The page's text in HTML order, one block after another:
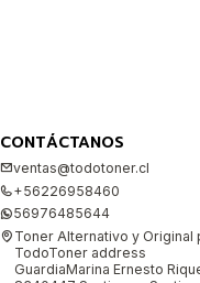
CONTÁCTANOS
ventas@todotoner.cl
+56226958460
56976485644
Toner Alternativo y Original
TodoToner address
GuardiaMarina Ernesto